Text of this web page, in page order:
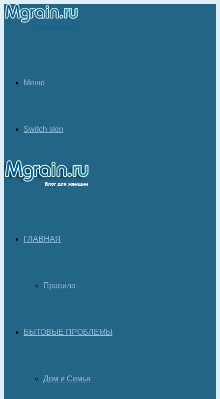
Меню
Switch skin
ГЛАВНАЯ
Правила
БЫТОВЫЕ ПРОБЛЕМЫ
Дом и Семья